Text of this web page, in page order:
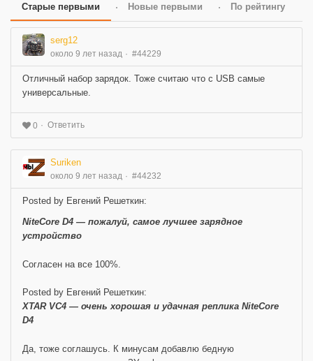
Старые первыми Новые первыми По рейтингу
serg12
около 9 лет назад #44229
Отличный набор зарядок. Тоже считаю что с USB самые
универсальные.
0 Ответить
Suriken
около 9 лет назад #44232
Posted by Евгений Решеткин:
NiteCore D4 — пожалуй, самое лучшее зарядное
устройство
Согласен на все 100%.
Posted by Евгений Решеткин:
XTAR VC4 — очень хорошая и удачная реплика NiteCore
D4
Да, тоже соглашусь. К минусам добавлю бедную